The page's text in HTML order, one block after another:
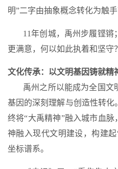
明”二字由抽象概念转化为触
11年创城，禹州步履铿锵
更满意，何以如此执着和坚守？
文化传承：以文明基因铸就精
禹州之所以能成为全国文
基因的深刻理解与创造性转
终将“大禹精神”融入城市血脉
神融入现代文明建设，构建起
坐标谱系。